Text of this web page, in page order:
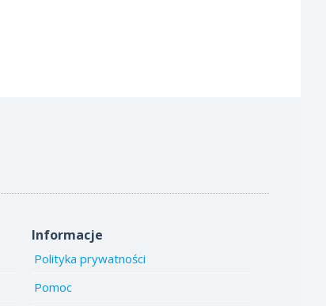
Informacje
Polityka prywatności
Pomoc